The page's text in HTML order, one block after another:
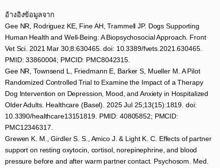
อ้างอิงข้อมูลจาก​
Gee NR, Rodriguez KE, Fine AH, Trammell JP. Dogs Supporting
Human Health and Well-Being: A Biopsychosocial Approach. Front
Vet Sci. 2021 Mar 30;8:630465. doi: 10.3389/fvets.2021.630465.
PMID: 33860004; PMCID: PMC8042315.​
Gee NR, Townsend L, Friedmann E, Barker S, Mueller M. A Pilot
Randomized Controlled Trial to Examine the Impact of a Therapy
Dog Intervention on Depression, Mood, and Anxiety in Hospitalized
Older Adults. Healthcare (Basel). 2025 Jul 25;13(15):1819. doi:
10.3390/healthcare13151819. PMID: 40805852; PMCID:
PMC12346317.​
Grewen K. M., Girdler S. S., Amico J. & Light K. C. Effects of partner
support on resting oxytocin, cortisol, norepinephrine, and blood
pressure before and after warm partner contact. Psychosom. Med.